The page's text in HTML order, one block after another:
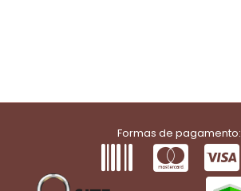
Formas de pagamento: